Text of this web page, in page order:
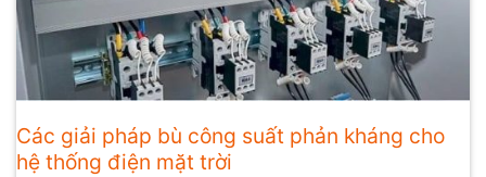
Các giải pháp bù công suất phản kháng cho
hệ thống điện mặt trời